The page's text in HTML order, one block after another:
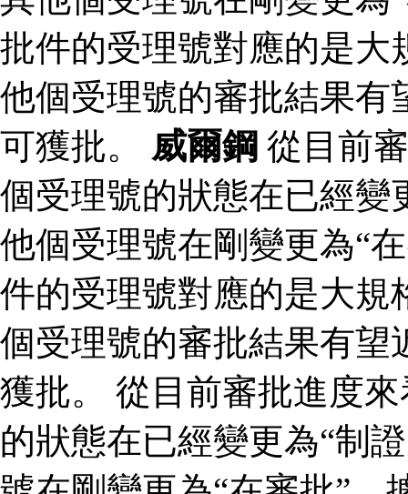
批件的受理號對應的是大
他個受理號的審批結果有
可獲批。 威爾鋼 從目前
個受理號的狀態在已經變
他個受理號在剛變更為“
件的受理號對應的是大規
個受理號的審批結果有望
獲批。 從目前審批進度
的狀態在已經變更為“制